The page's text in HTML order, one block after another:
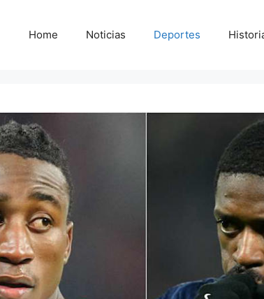
Home Noticias Deportes